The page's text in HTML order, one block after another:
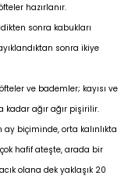
hazırlanır.
sonra kabukları
sonra ikiye
ve bademler; kayısı ve
kadar ağır ağır pişirilir.
ay biçiminde, orta kalınlıkta
hafif ateşte, arada bir
olana dek yaklaşık 20